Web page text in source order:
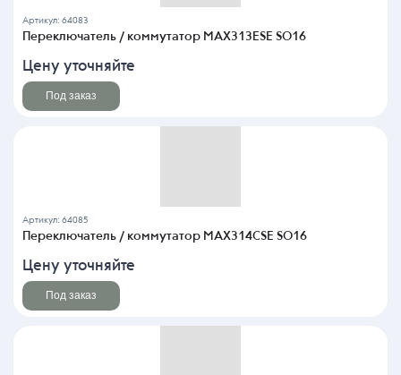
Артикул: 64083
Переключатель / коммутатор MAX313ESE SO16
Цену уточняйте
Под заказ
Артикул: 64085
Переключатель / коммутатор MAX314CSE SO16
Цену уточняйте
Под заказ